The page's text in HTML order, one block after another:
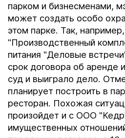
парком и бизнесменами,
может создать особо
этом парке. Так,
"Производственный
питания "Деловые
срок договора об аренде
суд и выиграло дело.
планирует построить в
ресторан. Похожая
произойдет и с ООО
имущественных